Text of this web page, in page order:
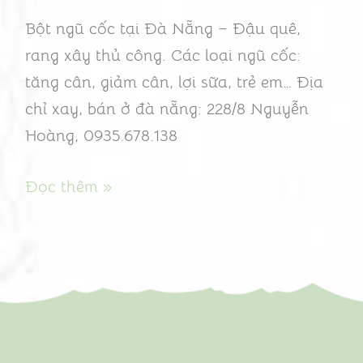
Bột ngũ cốc tại Đà Nẵng – Đậu quê,
rang xây thủ công. Các loại ngũ cốc:
tăng cân, giảm cân, lợi sữa, trẻ em… Địa
chỉ xay, bán ở đà nẵng: 228/8 Nguyễn
Hoàng, 0935.678.138
thức
nhà
Đọc thêm »